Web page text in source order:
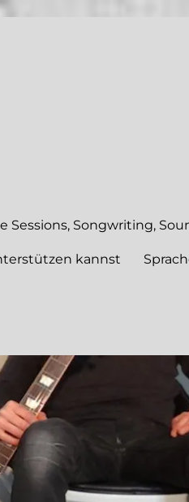
Sessions, Songwriting,
kannst